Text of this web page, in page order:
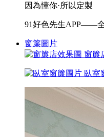
因為懂你·所以定製
91好色先生APP——
窗簾圖片
窗簾
臥室